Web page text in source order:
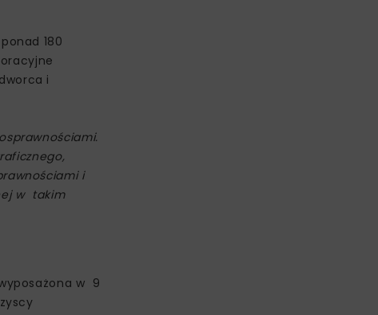
180
i
i
w takim
w 9